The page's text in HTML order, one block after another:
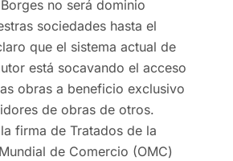
no será dominio
sociedades hasta el
que el sistema actual de
está socavando el acceso
obras a beneficio exclusivo
de obras de otros.
firma de Tratados de la
de Comercio (OMC)